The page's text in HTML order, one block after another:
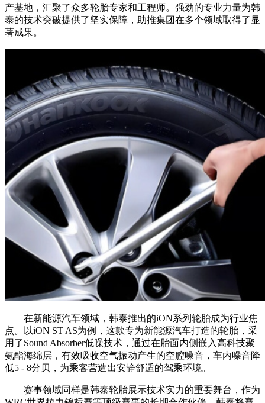
产基地，汇聚了众多轮胎专家和工程师。强劲的专业力量为韩
泰的技术突破提供了坚实保障，助推集团在多个领域取得了显
著成果。
在新能源汽车领域，韩泰推出的iON系列轮胎成为行业焦
点。以iON ST AS为例，这款专为新能源汽车打造的轮胎，采
用了Sound Absorber低噪技术，通过在胎面内侧嵌入高科技聚
氨酯海绵层，有效吸收空气振动产生的空腔噪音，车内噪音降
低5 - 8分贝，为乘客营造出安静舒适的驾乘环境。
赛事领域同样是韩泰轮胎展示技术实力的重要舞台，作为